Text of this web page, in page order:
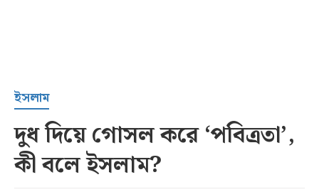
সর্বশেষ
ইসলাম
দুধ দিয়ে গোসল করে ‘পবিত্রতা’,
কী বলে ইসলাম?